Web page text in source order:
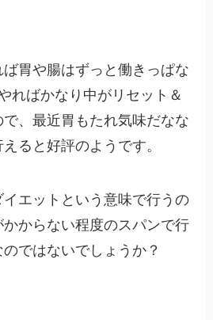
胃や腸はずっと働きっぱな
ればかなり中がリセット＆
、最近胃もたれ気味だなな
ると好評のようです。
エットという意味で行うの
からない程度のスパンで行
ではないでしょうか？